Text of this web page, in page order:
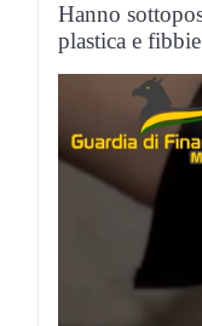
Hanno
plastica e